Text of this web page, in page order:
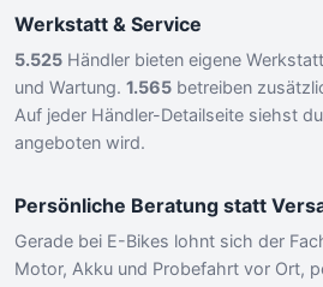
Werkstatt & Service
5.525 Händler bieten eigene
und Wartung. 1.565 betreiben
Auf jeder Händler-Detailseite siehst
angeboten wird.
Persönliche Beratung statt
Gerade bei E-Bikes lohnt sich der
Motor, Akku und Probefahrt vor Ort,